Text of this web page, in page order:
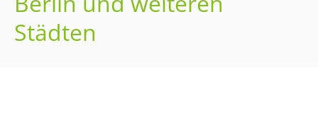
Städten